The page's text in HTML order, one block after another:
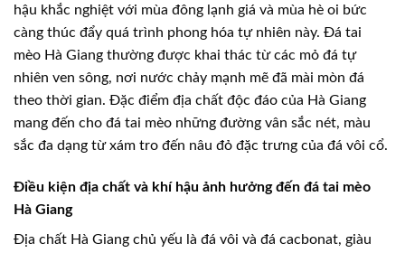
hậu khắc nghiệt với mùa đông lạnh giá và mùa hè oi bức
càng thúc đẩy quá trình phong hóa tự nhiên này. Đá tai
mèo Hà Giang thường được khai thác từ các mỏ đá tự
nhiên ven sông, nơi nước chảy mạnh mẽ đã mài mòn đá
theo thời gian. Đặc điểm địa chất độc đáo của Hà Giang
mang đến cho đá tai mèo những đường vân sắc nét, màu
sắc đa dạng từ xám tro đến nâu đỏ đặc trưng của đá vôi cổ.
Điều kiện địa chất và khí hậu ảnh hưởng đến đá tai mèo
Hà Giang
Địa chất Hà Giang chủ yếu là đá vôi và đá cacbonat, giàu